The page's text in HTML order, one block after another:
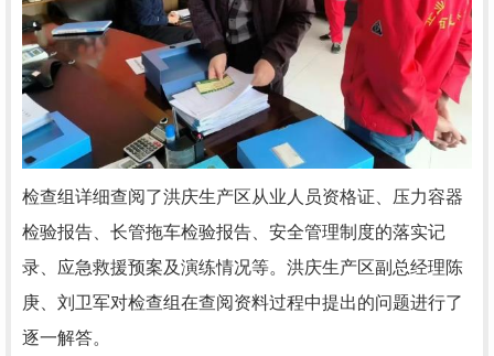
检查组详细查阅了洪庆生产区从业人员资格证、压力容器
检验报告、长管拖车检验报告、安全管理制度的落实记
录、应急救援预案及演练情况等。洪庆生产区副总经理陈
庚、刘卫军对检查组在查阅资料过程中提出的问题进行了
逐一解答。